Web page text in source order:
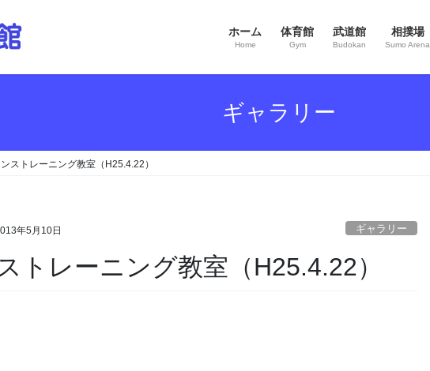
ホーム
Home
体育館
Gym
武道館
Budokan
相撲場
Sumo Arena
ギャラリー
ストレーニング教室（H25.4.22）
年5月10日 ギャラリー
トレーニング教室（H25.4.22）